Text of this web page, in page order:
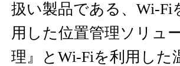
扱い製品である、Wi-Fi
用した位置管理ソリュ
理』とWi-Fiを利用した